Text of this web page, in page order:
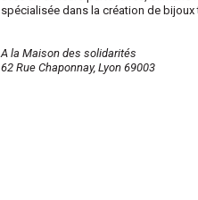
spécialisée dans la création de bijoux
A la Maison des solidarités
62 Rue Chaponnay, Lyon 69003